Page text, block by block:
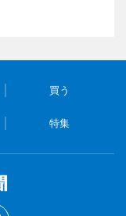
買う
特集